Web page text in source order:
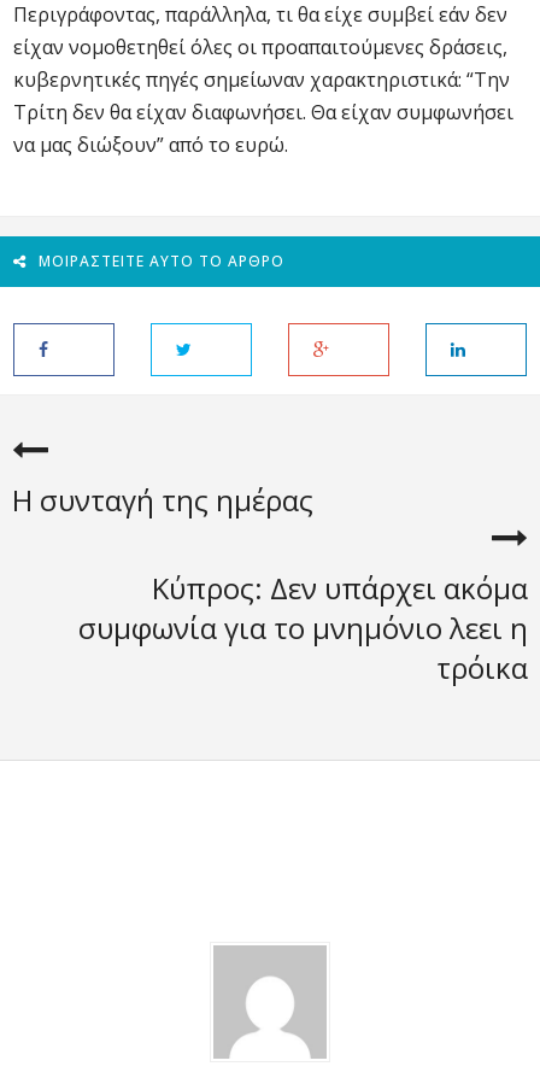
Περιγράφοντας, παράλληλα, τι θα είχε συμβεί εάν δεν
είχαν νομοθετηθεί όλες οι προαπαιτούμενες δράσεις,
κυβερνητικές πηγές σημείωναν χαρακτηριστικά: “Την
Τρίτη δεν θα είχαν διαφωνήσει. Θα είχαν συμφωνήσει
να μας διώξουν” από το ευρώ.
ΜΟΙΡΑΣΤΕΊΤΕ ΑΥΤΌ ΤΟ ΆΡΘΡΟ
Η συνταγή της ημέρας
Kύπρος: Δεν υπάρχει ακόμα
συμφωνία για το μνημόνιο λεει η
τρόικα